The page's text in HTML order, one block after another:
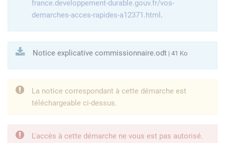
france.developpement-durable.gouv.fr/vos-
demarches-acces-rapides-a12371.html .
Notice explicative commissionnaire.odt | 41 Ko
La notice correspondant à cette démarche est
téléchargeable ci-dessus.
L'accès à cette démarche ne vous est pas autorisé.